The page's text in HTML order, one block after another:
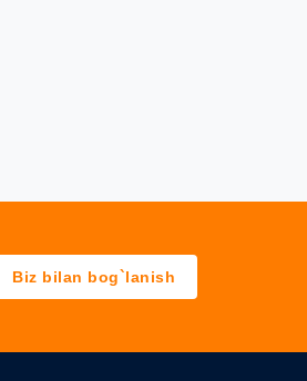
Biz bilan bog`lanish